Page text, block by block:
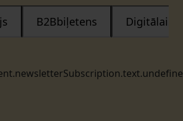
B2Bbiļetens Digitālais